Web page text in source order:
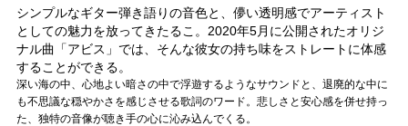
シンプルなギター弾き語りの音色と、儚い透明感でアーティスト
としての魅力を放ってきたるこ。2020年5月に公開されたオリジ
ナル曲「アビス」では、そんな彼女の持ち味をストレートに体感
することができる。
深い海の中、心地よい暗さの中で浮遊するようなサウンドと、退廃的な中に
も不思議な穏やかさを感じさせる歌詞のワード。悲しさと安心感を併せ持っ
た、独特の音像が聴き手の心に沁み込んでくる。